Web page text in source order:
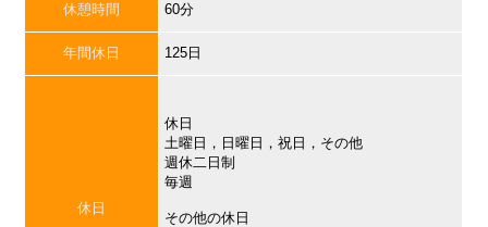
休憩時間 60分
年間休日 125日
休日
休日
土曜日，日曜日，祝日，その他
週休二日制
毎週
その他の休日